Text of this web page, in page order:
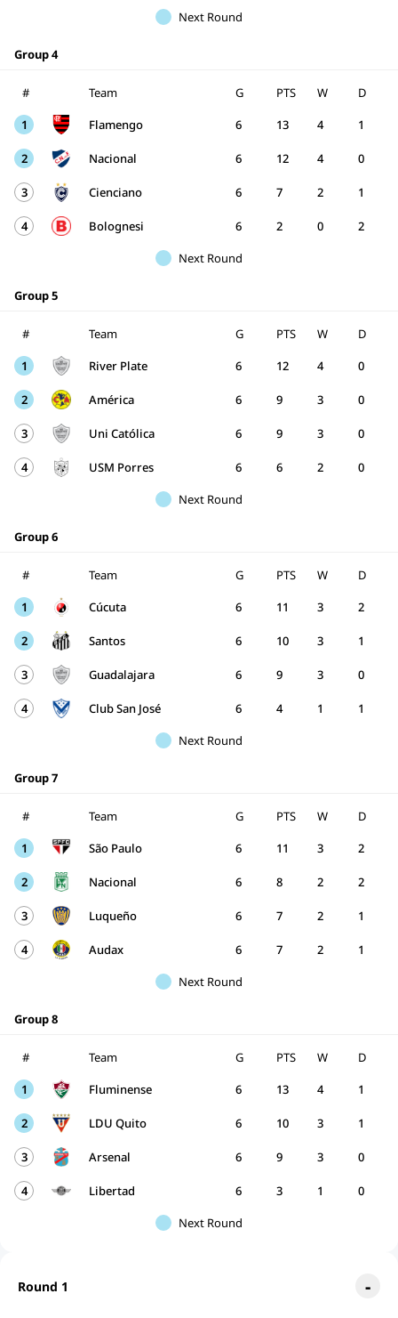
Next Round
Group 4
# Team G W D
PTS
1
Flamengo 6 4 1
13
2 Nacional 6 4 0
12
3 Cienciano 6 2 1
7
4 Bolognesi 6 0 2
2
Next Round
Group 5
# Team G W D
PTS
1
River Plate 6 4 0
12
2 América 6 3 0
9
3 Uni Católica 6 3 0
9
4 USM Porres 6 2 0
6
Next Round
Group 6
# Team G W D
PTS
1
Cúcuta 6 3 2
11
2 Santos 6 3 1
10
3 Guadalajara 6 3 0
9
4 Club San José 6 1 1
4
Next Round
Group 7
# Team G W D
PTS
1
São Paulo 6 3 2
11
2 Nacional 6 2 2
8
3 Luqueño 6 2 1
7
4 Audax 6 2 1
7
Next Round
Group 8
# Team G W D
PTS
1
Fluminense 6 4 1
13
2 LDU Quito 6 3 1
10
3 Arsenal 6 3 0
9
4 Libertad 6 1 0
3
Next Round
Round 1